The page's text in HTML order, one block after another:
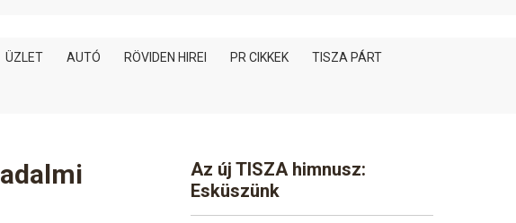
ÜZLET AUTÓ RÖVIDEN HIREI PR CIKKEK TISZA PÁRT
Az új TISZA himnusz:
Esküszünk